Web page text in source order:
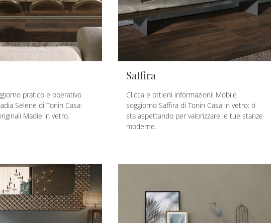
pratico e operativo
Selene di Tonin Casa:
Madie in vetro.
Saffira
Clicca e ottieni informazioni! Mobile
soggiorno Saffira di Tonin Casa in vetro: ti
sta aspettando per valorizzare le tue stanze
moderne.